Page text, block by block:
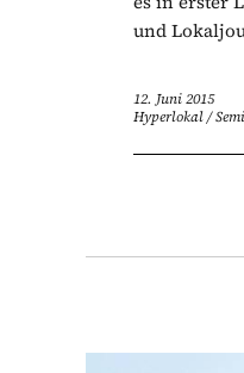
und
12. Juni 2015
Hyperlokal/